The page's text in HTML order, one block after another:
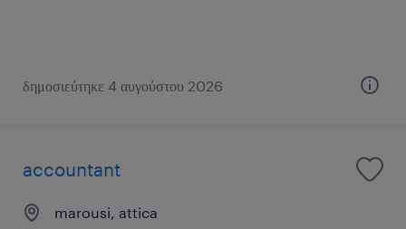
δημοσιεύτηκε 4 αυγούστου 2026
accountant
marousi, attica